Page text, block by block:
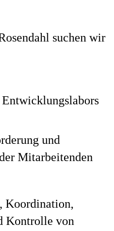
suchen wir
und
Mitarbeitenden
Koordination,
Kontrolle von